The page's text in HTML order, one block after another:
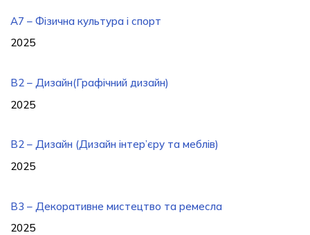
A7 – Фізична культура і спорт
2025
B2 – Дизайн(Графічний дизайн)
2025
B2 – Дизайн (Дизайн інтер’єру та меблів)
2025
B3 – Декоративне мистецтво та ремесла
2025